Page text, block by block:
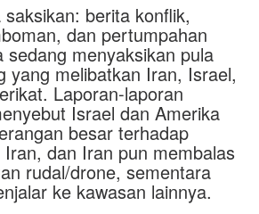
berita konflik,
dan pertumpahan
sedang menyaksikan pula
yang melibatkan Iran, Israel,
Laporan-laporan
Israel dan Amerika
besar terhadap
dan Iran pun membalas
rudal/drone, sementara
ke kawasan lainnya.